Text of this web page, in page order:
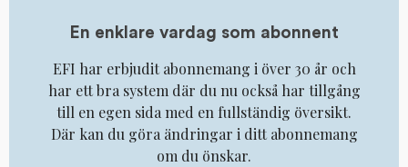
En enklare vardag som abonnent
EFI har erbjudit abonnemang i över 30 år och
har ett bra system där du nu också har tillgång
till en egen sida med en fullständig översikt.
Där kan du göra ändringar i ditt abonnemang
om du önskar.